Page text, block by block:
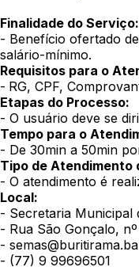
Finalidade do Serviço:
- Benefício ofertado
salário-mínimo.
Requisitos para o
- RG, CPF,
Etapas do Processo:
- O usuário deve se
Tempo para o
- De 30min a 50min
Tipo de Atendimento
- O atendimento é
Local:
- Secretaria Municipal
- Rua São Gonçalo,
-
- (77) 9 99696501